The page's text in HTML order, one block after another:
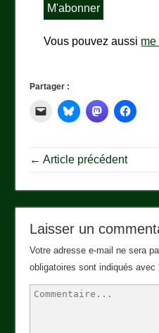
Vous pouvez aussi me
Partager :
← Article précédent
Laisser un
Votre adresse e-mail ne sera
obligatoires sont indiqués avec